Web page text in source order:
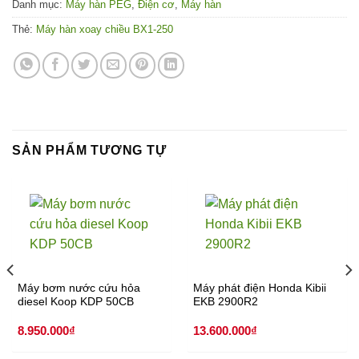
Danh mục: Máy hàn PEG, Điện cơ, Máy hàn
Thẻ: Máy hàn xoay chiều BX1-250
SẢN PHẨM TƯƠNG TỰ
Máy bơm nước cứu hỏa
diesel Koop KDP 50CB
8.950.000₫
Máy phát điện Honda Kibii
EKB 2900R2
13.600.000₫